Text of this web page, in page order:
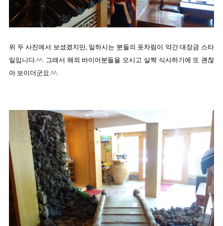
위 두 사진에서 보셨겠지만, 일하시는 분들의 옷차림이 약간 대장금 스타
일입니다.^^. 그래서 해외 바이어분들을 모시고 살짝 식사하기에 또 괜찮
아 보이더군요.^^.